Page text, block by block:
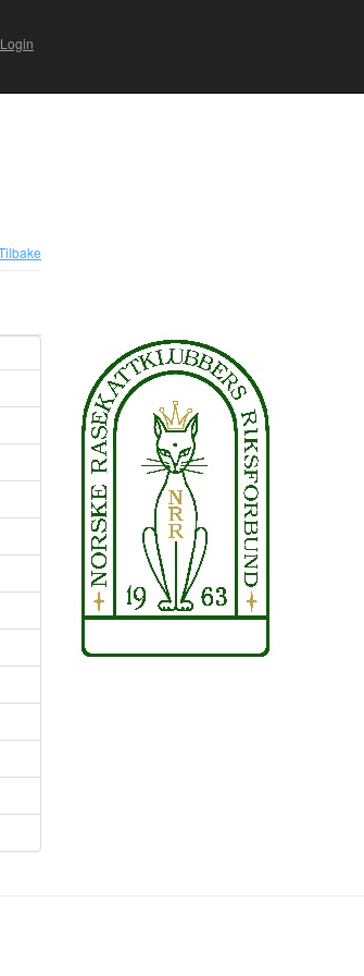
Login